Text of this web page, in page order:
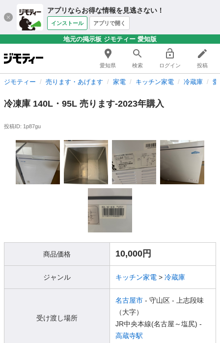
アプリならお得な情報を見逃さない！
インストール アプリで開く
地元の掲示板 ジモティー 愛知版
愛知県 検索 ログイン 投稿
ジモティー 売ります・あげます 家電 キッチン家電 冷蔵庫
冷凍庫 140L・95L 売ります-2023年購入
投稿ID: 1p87gu
商品価格 10,000円
ジャンル キッチン家電 > 冷蔵庫
受け渡し場所
名古屋市 - 守山区 - 上志段味
（大字）
JR中央本線(名古屋～塩尻) -
高蔵寺駅